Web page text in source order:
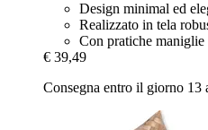
Design minimal ed
Realizzato in tela
Con pratiche maniglie
€ 39,49
Consegna entro il giorno 13